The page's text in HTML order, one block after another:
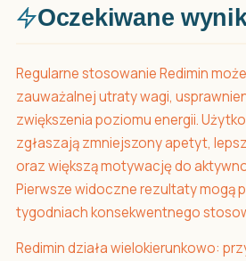
Oczekiwane
Regularne stosowanie Redimin
zauważalnej utraty wagi,
zwiększenia poziomu energii.
zgłaszają zmniejszony apetyt,
oraz większą motywację do
Pierwsze widoczne rezultaty mogą
tygodniach konsekwentnego
Redimin działa wielokierunkowo: